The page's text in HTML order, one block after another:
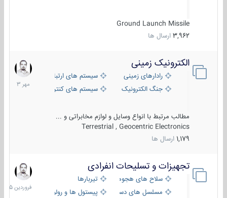
Ground Launch Missile
3,962 ارسال ها
الکترونیک زمینی
رادارهای زمینی
سیستم های ارتباطی و جمع آوری
جنگ الکترونیک
سیستم های کنترل آتش و تجهیزات
مطالب مرتبط با انواع وسایل و لوازم مخابراتی و ...
Terrestrial , Geocentric Electronics
1,179 ارسال ها
1
مهر
1403
تجهیزات و تسلیحات انفرادی
سلاح های هجومی
تیربارها
مسلسل های دستی
پیستول ها و رولورها
17
فروردین
1405